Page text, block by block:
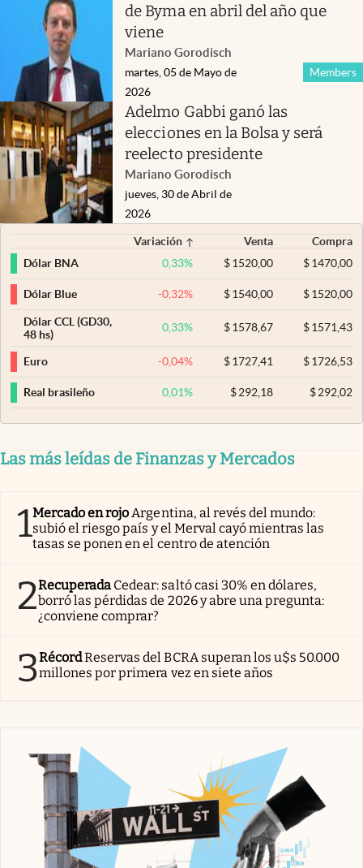
de Byma en abril del año que
viene
Mariano Gorodisch
Members
martes, 05 de Mayo de
2026
Adelmo Gabbi ganó las
elecciones en la Bolsa y será
reelecto presidente
Mariano Gorodisch
jueves, 30 de Abril de
2026
Variación Venta
Compra
Dólar BNA
0,33% $ 1520,00 $1470,00
Dólar Blue -0,32% $ 1540,00 $1520,00
Dólar CCL (GD30,
48 hs)
0,33% $ 1578,67 $1571,43
Euro -0,04% $ 1727,41 $1726,53
Real brasileño 0,01% $ 292,18 $292,02
Las más leídas de Finanzas y Mercados
1Mercado en rojoArgentina, al revés del mundo:
subió el riesgo país y el Merval cayó mientras las
tasas se ponen en el centro de atención
2Recuperada Cedear: saltó casi 30% en dólares,
borró las pérdidas de 2026 y abre una pregunta:
¿conviene comprar?
3RécordReservas del BCRA superan los u$s 50.000
millones por primera vez en siete años